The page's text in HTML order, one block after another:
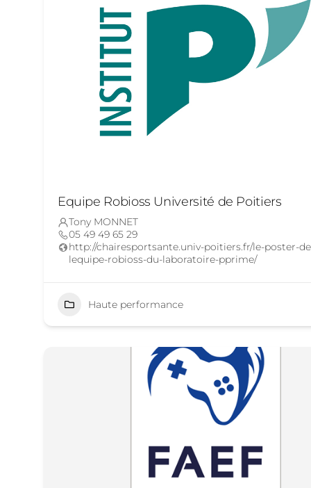
Equipe Robioss Université de Poitiers
Tony MONNET
05 49 49 65 29
http://chairesportsante.univ-poitiers.fr/le-poster-
lequipe-robioss-du-laboratoire-pprime/
Haute performance